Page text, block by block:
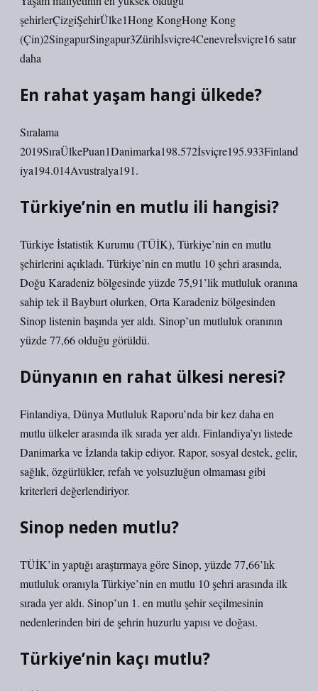
şehirlerÇizgiŞehirÜlke1Hong KongHong Kong
(Çin)2SingapurSingapur3Zürihİsviçre4Cenevreİsviçre16 satır
daha
En rahat yaşam hangi ülkede?
Sıralama
2019SıraÜlkePuan1Danimarka198.572İsviçre195.933Finland
iya194.014Avustralya191.
Türkiye’nin en mutlu ili hangisi?
Türkiye İstatistik Kurumu (TÜİK), Türkiye’nin en mutlu
şehirlerini açıkladı. Türkiye’nin en mutlu 10 şehri arasında,
Doğu Karadeniz bölgesinde yüzde 75,91’lik mutluluk oranına
sahip tek il Bayburt olurken, Orta Karadeniz bölgesinden
Sinop listenin başında yer aldı. Sinop’un mutluluk oranının
yüzde 77,66 olduğu görüldü.
Dünyanın en rahat ülkesi neresi?
Finlandiya, Dünya Mutluluk Raporu’nda bir kez daha en
mutlu ülkeler arasında ilk sırada yer aldı. Finlandiya’yı listede
Danimarka ve İzlanda takip ediyor. Rapor, sosyal destek, gelir,
sağlık, özgürlükler, refah ve yolsuzluğun olmaması gibi
kriterleri değerlendiriyor.
Sinop neden mutlu?
TÜİK’in yaptığı araştırmaya göre Sinop, yüzde 77,66’lık
mutluluk oranıyla Türkiye’nin en mutlu 10 şehri arasında ilk
sırada yer aldı. Sinop’un 1. en mutlu şehir seçilmesinin
nedenlerinden biri de şehrin huzurlu yapısı ve doğası.
Türkiye’nin kaçı mutlu?